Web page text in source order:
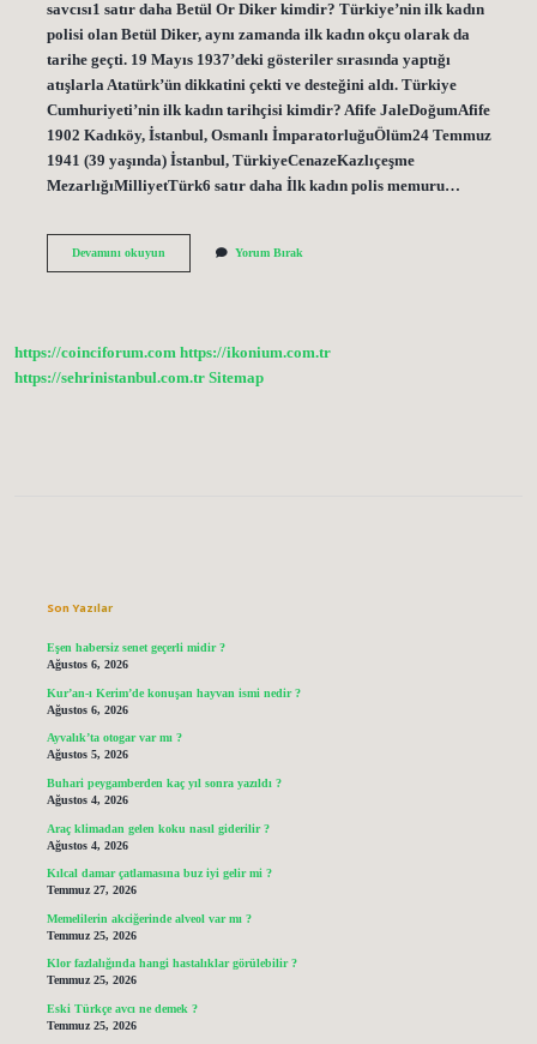
savcısı1 satır daha Betül Or Diker kimdir? Türkiye’nin ilk kadın
polisi olan Betül Diker, aynı zamanda ilk kadın okçu olarak da
tarihe geçti. 19 Mayıs 1937’deki gösteriler sırasında yaptığı
atışlarla Atatürk’ün dikkatini çekti ve desteğini aldı. Türkiye
Cumhuriyeti’nin ilk kadın tarihçisi kimdir? Afife JaleDoğumAfife
1902 Kadıköy, İstanbul, Osmanlı İmparatorluğuÖlüm24 Temmuz
1941 (39 yaşında) İstanbul, TürkiyeCenazeKazlıçeşme
MezarlığıMilliyetTürk6 satır daha İlk kadın polis memuru…
Devamını okuyunIlk
Yorum Bırak
https://coinciforum.com https://ikonium.com.tr
https://sehrinistanbul.com.tr Sitemap
Son Yazılar
Eşen habersiz senet geçerli midir ?
Ağustos 6, 2026
Kur’an-ı Kerim’de konuşan hayvan ismi nedir ?
Ağustos 6, 2026
Ayvalık’ta otogar var mı ?
Ağustos 5, 2026
Buhari peygamberden kaç yıl sonra yazıldı ?
Ağustos 4, 2026
Araç klimadan gelen koku nasıl giderilir ?
Ağustos 4, 2026
Kılcal damar çatlamasına buz iyi gelir mi ?
Temmuz 27, 2026
Memelilerin akciğerinde alveol var mı ?
Temmuz 25, 2026
Klor fazlalığında hangi hastalıklar görülebilir ?
Temmuz 25, 2026
Eski Türkçe avcı ne demek ?
Temmuz 25, 2026